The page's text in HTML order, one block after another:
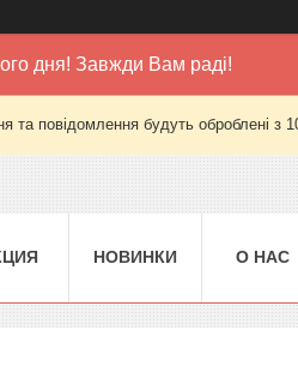
дня! Завжди Вам раді!
та повідомлення будуть оброблені з
НОВИНКИ О НАС